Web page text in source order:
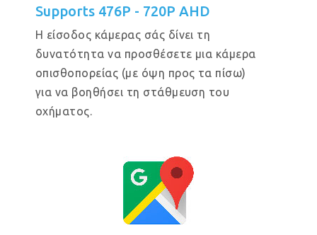
Supports 476P - 720P AHD
Η είσοδος κάμερας σάς δίνει τη
δυνατότητα να προσθέσετε μια κάμερα
οπισθοπορείας (με όψη προς τα πίσω)
για να βοηθήσει τη στάθμευση του
οχήματος.